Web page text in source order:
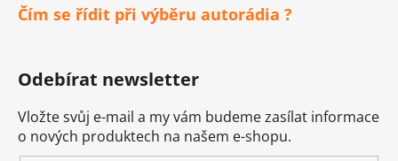
Čím se řídit při výběru autorádia ?
Odebírat newsletter
Vložte svůj e-mail a my vám budeme zasílat informace
o nových produktech na našem e-shopu.